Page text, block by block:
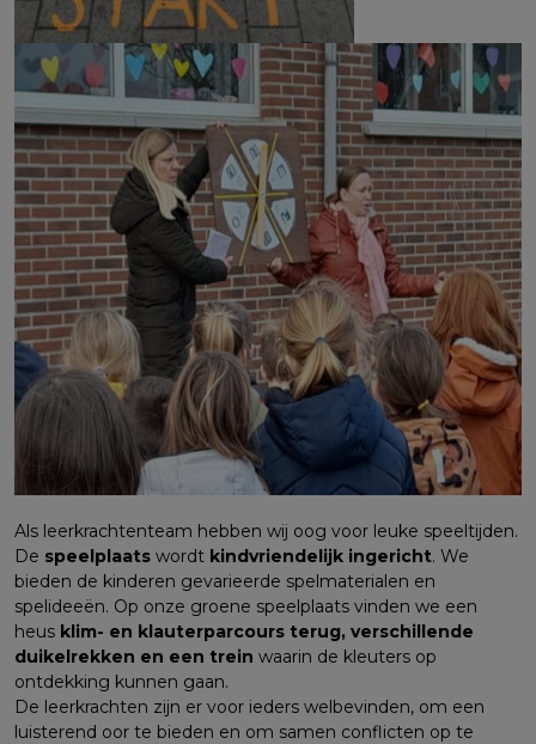
Als leerkrachtenteam hebben wij oog voor leuke speeltijden.
De speelplaats wordt kindvriendelijk ingericht. We
bieden de kinderen gevarieerde spelmaterialen en
spelideeën. Op onze groene speelplaats vinden we een
heus klim- en klauterparcours terug, verschillende
duikelrekken en een trein waarin de kleuters op
ontdekking kunnen gaan.
De leerkrachten zijn er voor ieders welbevinden, om een
luisterend oor te bieden en om samen conflicten op te